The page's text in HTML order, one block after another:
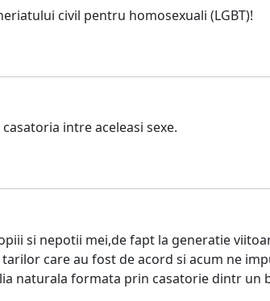
civil pentru homosexuali (LGBT)!
intre aceleasi sexe.
si nepotii mei,de fapt la generatie
care au fost de acord si acum ne
naturala formata prin casatorie dintr un